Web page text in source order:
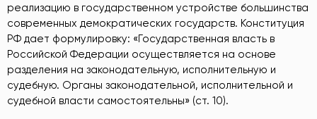
реализацию в государственном устройстве большинства
современных демократических государств. Конституция
РФ дает формулировку: «Государственная власть в
Российской Федерации осуществляется на основе
разделения на законодательную, исполнительную и
судебную. Органы законодательной, исполнительной и
судебной власти самостоятельны» (ст. 10).